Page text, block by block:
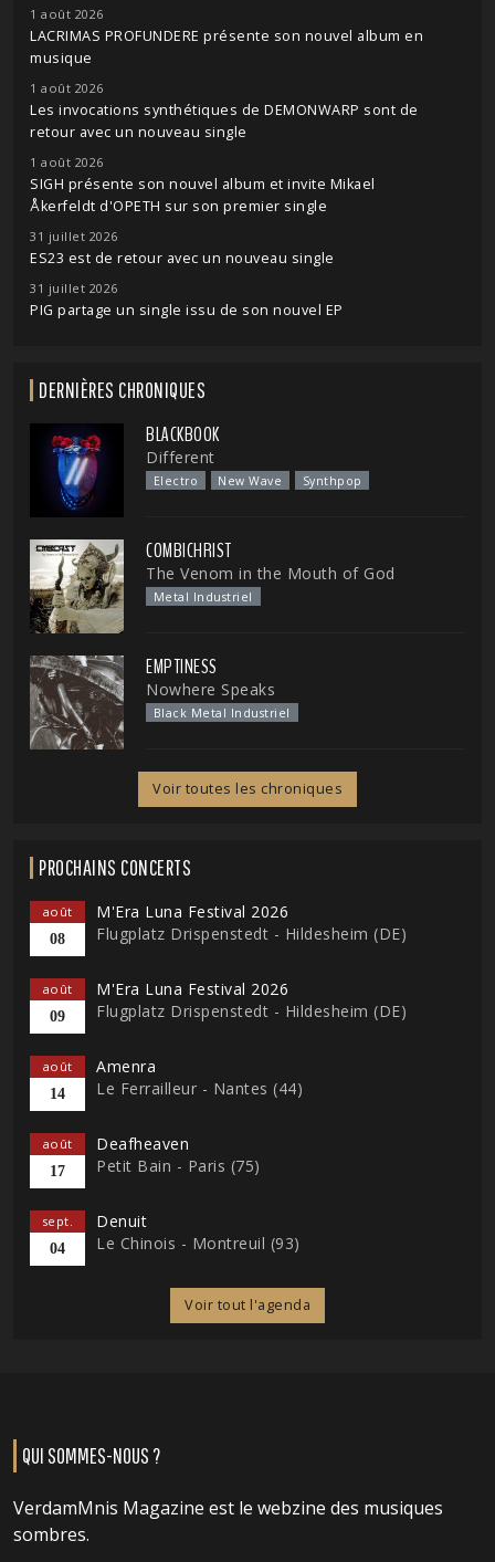
1 août 2026
LACRIMAS PROFUNDERE présente son nouvel album en
musique
1 août 2026
Les invocations synthétiques de DEMONWARP sont de
retour avec un nouveau single
1 août 2026
SIGH présente son nouvel album et invite Mikael
Åkerfeldt d'OPETH sur son premier single
31 juillet 2026
ES23 est de retour avec un nouveau single
31 juillet 2026
PIG partage un single issu de son nouvel EP
DERNIÈRES CHRONIQUES
BLACKBOOK
Different
Electro New Wave Synthpop
COMBICHRIST
The Venom in the Mouth of God
Metal Industriel
EMPTINESS
Nowhere Speaks
Black Metal Industriel
Voir toutes les chroniques
PROCHAINS CONCERTS
août
08
M'Era Luna Festival 2026
Flugplatz Drispenstedt - Hildesheim (DE)
août
09
M'Era Luna Festival 2026
Flugplatz Drispenstedt - Hildesheim (DE)
août
14
Amenra
Le Ferrailleur - Nantes (44)
août
17
Deafheaven
Petit Bain - Paris (75)
sept.
04
Denuit
Le Chinois - Montreuil (93)
Voir tout l'agenda
QUI SOMMES-NOUS ?
VerdamMnis Magazine est le webzine des musiques
sombres.